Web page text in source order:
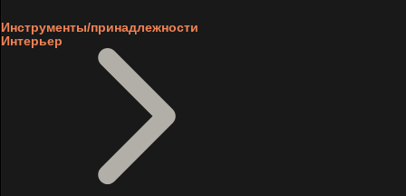
Инструменты/принадлежности
Интерьер